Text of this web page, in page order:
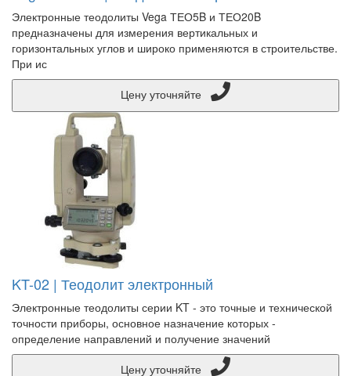
Электронные теодолиты Vega ТЕО5B и ТЕО20B
предназначены для измерения вертикальных и
горизонтальных углов и широко применяются в строительстве.
При ис
KT-02 | Теодолит электронный
Электронные теодолиты серии KT - это точные и технической
точности приборы, основное назначение которых -
определение направлений и получение значений